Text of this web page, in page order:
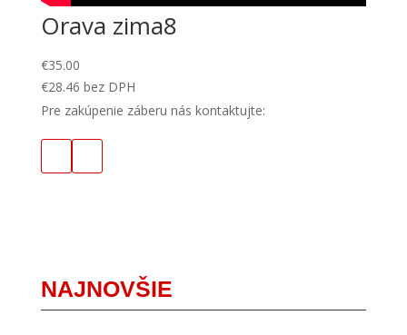
Orava zima8
€35.00
€28.46 bez DPH
Pre zakúpenie záberu nás kontaktujte:
NAJNOVŠIE